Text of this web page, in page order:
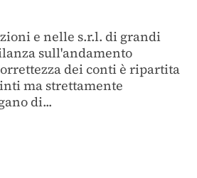
e nelle s.r.l. di grandi
sull'andamento
dei conti è ripartita
ma strettamente
di...